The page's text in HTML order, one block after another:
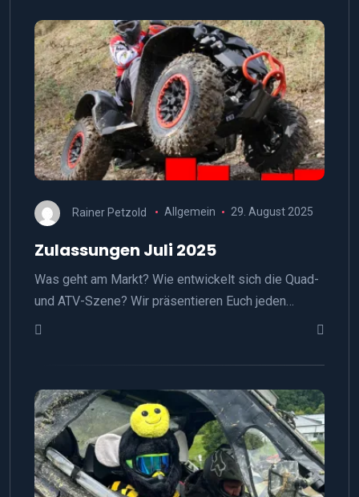
Rainer Petzold Allgemein 29. August 2025
Zulassungen Juli 2025
Was geht am Markt? Wie entwickelt sich die Quad-
und ATV-Szene? Wir präsentieren Euch jeden…